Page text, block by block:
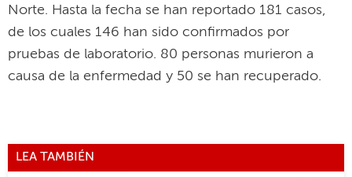
Norte. Hasta la fecha se han reportado 181 casos,
de los cuales 146 han sido confirmados por
pruebas de laboratorio. 80 personas murieron a
causa de la enfermedad y 50 se han recuperado.
LEA TAMBIÉN